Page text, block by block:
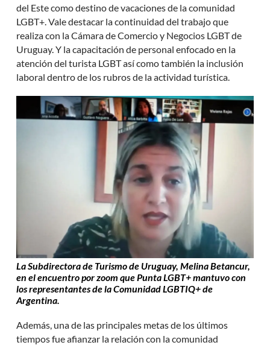
del Este como destino de vacaciones de la comunidad
LGBT+. Vale destacar la continuidad del trabajo que
realiza con la Cámara de Comercio y Negocios LGBT de
Uruguay. Y la capacitación de personal enfocado en la
atención del turista LGBT así como también la inclusión
laboral dentro de los rubros de la actividad turística.
La Subdirectora de Turismo de Uruguay, Melina Betancur,
en el encuentro por zoom que Punta LGBT+ mantuvo con
los representantes de la Comunidad LGBTIQ+ de
Argentina.
Además, una de las principales metas de los últimos
tiempos fue afianzar la relación con la comunidad